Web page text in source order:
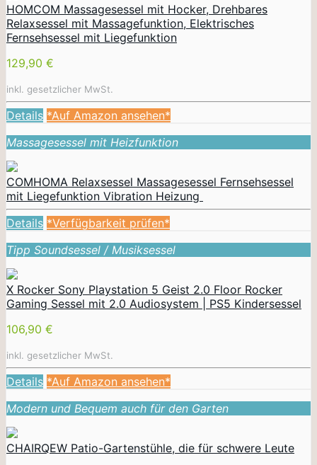
HOMCOM Massagesessel mit Hocker, Drehbares
Relaxsessel mit Massagefunktion, Elektrisches
Fernsehsessel mit Liegefunktion
129,90 €
inkl. gesetzlicher MwSt.
Details *Auf Amazon ansehen*
Massagesessel mit Heizfunktion
COMHOMA Relaxsessel Massagesessel Fernsehsessel
mit Liegefunktion Vibration Heizung
Details *Verfügbarkeit prüfen*
Tipp Soundsessel / Musiksessel
X Rocker Sony Playstation 5 Geist 2.0 Floor Rocker
Gaming Sessel mit 2.0 Audiosystem | PS5 Kindersessel
106,90 €
inkl. gesetzlicher MwSt.
Details *Auf Amazon ansehen*
Modern und Bequem auch für den Garten
CHAIRQEW Patio-Gartenstühle, die für schwere Leute